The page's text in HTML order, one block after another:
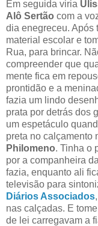
Em seguida viria
Alô Sertão com a
dia enegreceu. Após
material escolar e
Rua, para brincar.
compreender que
mente fica em
prontidão e a
fazia um lindo
prata por detrás dos
um espetáculo
preta no calçamento
Philomeno. Tinha o
por a companheira
fazia, enquanto ali
televisão para
Diários Associados
nas calçadas. E
de lei carregavam a